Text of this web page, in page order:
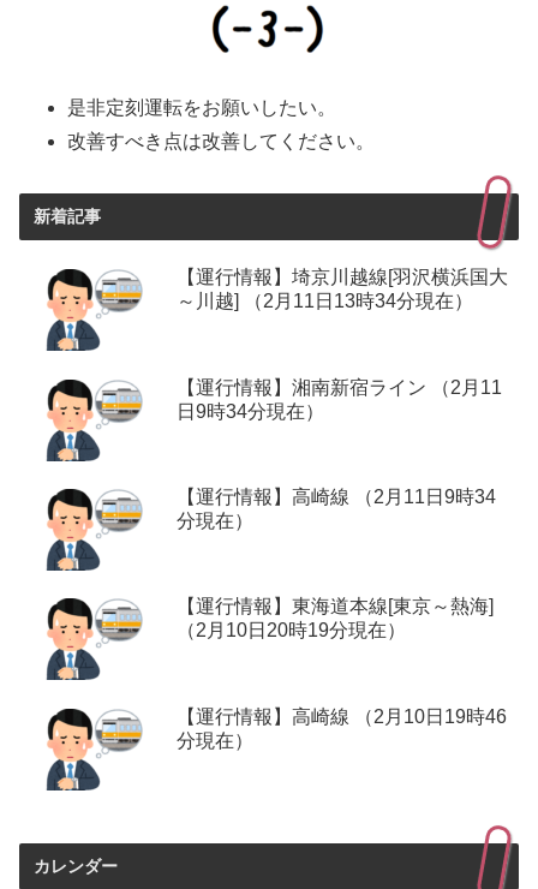
是非定刻運転をお願いしたい。
改善すべき点は改善してください。
新着記事
【運行情報】埼京川越線[羽沢横浜国大
～川越] （2月11日13時34分現在）
【運行情報】湘南新宿ライン （2月11
日9時34分現在）
【運行情報】高崎線 （2月11日9時34
分現在）
【運行情報】東海道本線[東京～熱海]
（2月10日20時19分現在）
【運行情報】高崎線 （2月10日19時46
分現在）
カレンダー